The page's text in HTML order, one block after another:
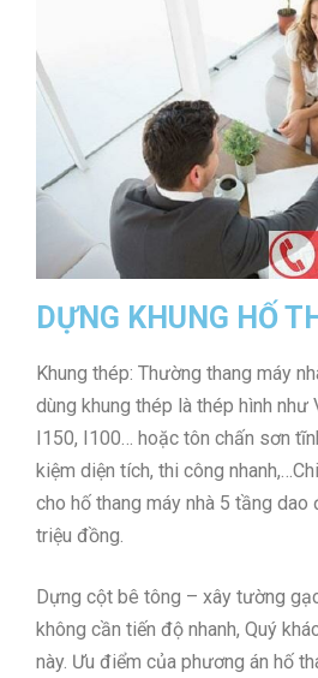
DỰNG KHUNG HỐ
Khung thép: Thường thang máy
dùng khung thép là thép hình như
I150, I100… hoặc tôn chấn sơn
kiệm diện tích, thi công
cho hố thang máy nhà 5 tầng
triệu đồng.
Dựng cột bê tông – xây tường
không cần tiến độ nhanh, Quý
này. Ưu điểm của phương án hố